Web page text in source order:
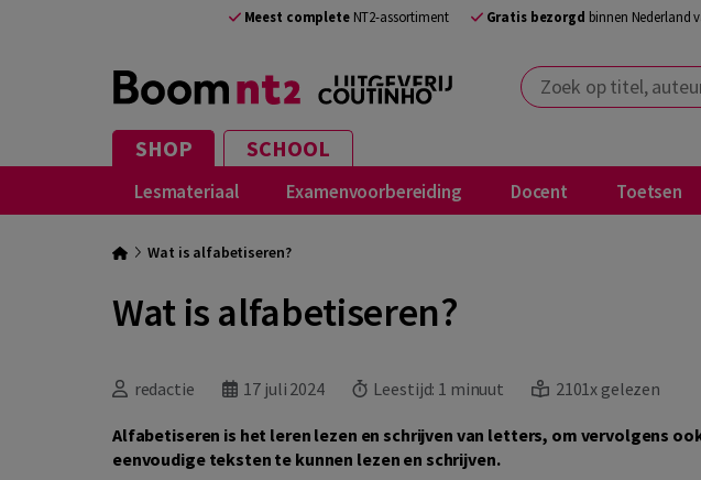
Meest completeNT2-assortiment Gratis bezorgd binnen Nederland
Zoek op titel, auteur,
SHOP SCHOOL
Lesmateriaal Examenvoorbereiding Docent Toetsen
Wat is alfabetiseren?
Wat is alfabetiseren?
redactie 17 juli 2024 Leestijd: 1 minuut 2101x gelezen
Alfabetiseren is het leren lezen en schrijven van letters, om vervolgens
eenvoudige teksten te kunnen lezen en schrijven.